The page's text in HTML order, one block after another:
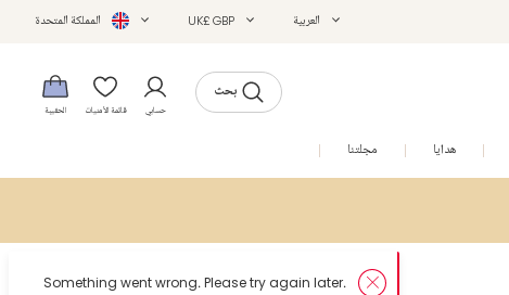
العربية UK£ GBP المملكة المتحدة
بحث
حسابي قائمة الأمنيات الحقيبة
هدايا مجلتنا